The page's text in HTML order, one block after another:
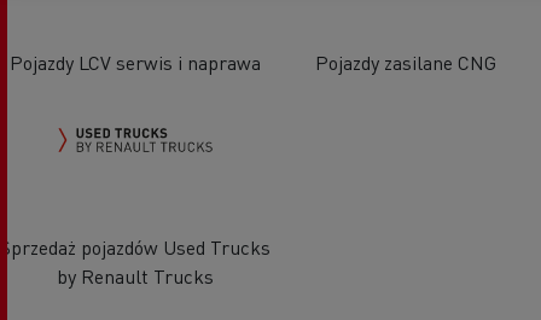
Pojazdy LCV serwis i naprawa Pojazdy zasilane CNG
Sprzedaż pojazdów Used Trucks
by Renault Trucks